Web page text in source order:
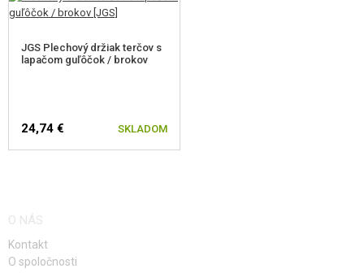
JGS Plechový držiak terčov s
lapačom guľôčok / brokov
24,74 € SKLADOM
O NÁS
Kontakt
O spoločnosti